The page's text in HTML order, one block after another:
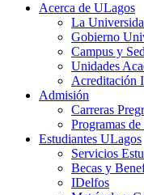
Acerca de ULagos
La
Gobierno
Campus y
Unidades
Acreditación
Admisión
Carreras
Programas
Estudiantes ULagos
Servicios
Becas y
IDelfos